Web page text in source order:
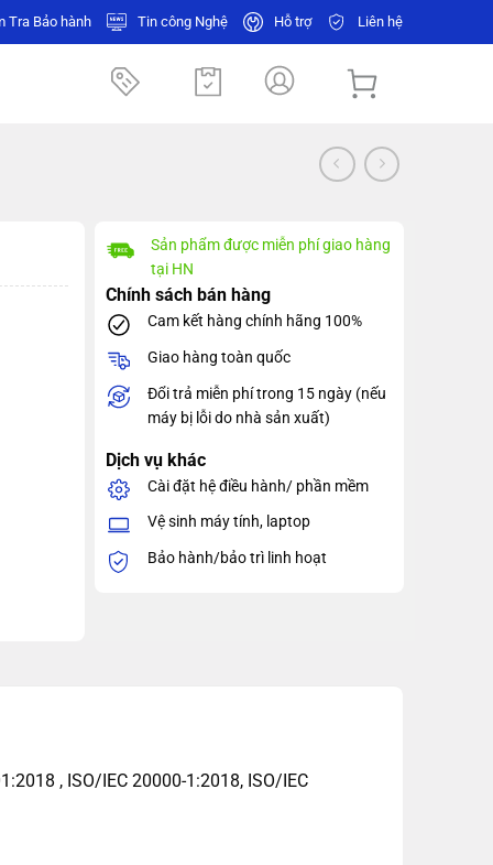
Tra Bảo hành Tin công Nghệ Hỗ trợ Liên hệ
Sản phẩm được miễn phí giao hàng
tại HN
Chính sách bán hàng
Cam kết hàng chính hãng 100%
Giao hàng toàn quốc
Đổi trả miễn phí trong 15 ngày (nếu
máy bị lỗi do nhà sản xuất)
Dịch vụ khác
Cài đặt hệ điều hành/ phần mềm
Vệ sinh máy tính, laptop
Bảo hành/bảo trì linh hoạt
, ISO/IEC 20000-1:2018, ISO/IEC